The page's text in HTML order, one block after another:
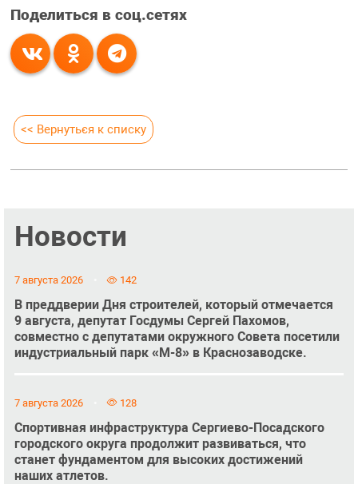
Поделиться в соц.сетях
<< Вернуться к списку
Новости
7 августа 2026 142
В преддверии Дня строителей, который отмечается
9 августа, депутат Госдумы Сергей Пахомов,
совместно с депутатами окружного Совета посетили
индустриальный парк «М-8» в Краснозаводске.
7 августа 2026 128
Спортивная инфраструктура Сергиево-Посадского
городского округа продолжит развиваться, что
станет фундаментом для высоких достижений
наших атлетов.